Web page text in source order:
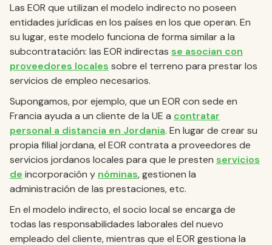
Las EOR que utilizan el modelo indirecto no poseen
entidades jurídicas en los países en los que operan. En
su lugar, este modelo funciona de forma similar a la
subcontratación: las EOR indirectas se asocian con
proveedores locales sobre el terreno para prestar los
servicios de empleo necesarios.
Supongamos, por ejemplo, que un EOR con sede en
Francia ayuda a un cliente de la UE a contratar
personal a distancia en Jordania. En lugar de crear su
propia filial jordana, el EOR contrata a proveedores de
servicios jordanos locales para que le presten servicios
de incorporación y nóminas, gestionen la
administración de las prestaciones, etc.
En el modelo indirecto, el socio local se encarga de
todas las responsabilidades laborales del nuevo
empleado del cliente, mientras que el EOR gestiona la